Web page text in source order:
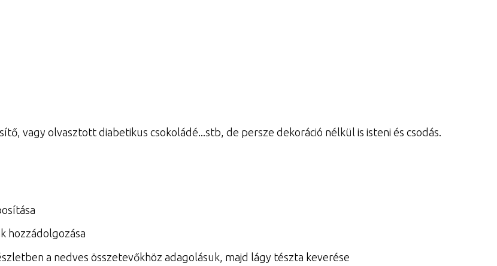
vagy olvasztott diabetikus csokoládé...stb, de persze dekoráció nélkül is isteni és csodás.
hozzádolgozása
a nedves összetevőkhöz adagolásuk, majd lágy tészta keverése